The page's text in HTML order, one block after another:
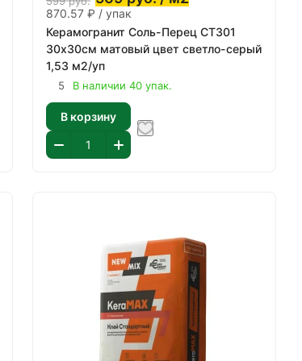
870.57 ₽ / упак
Керамогранит Соль-Перец СТ301
30х30см матовый цвет светло-серый
1,53 м2/уп
5 В наличии 40 упак.
В корзину